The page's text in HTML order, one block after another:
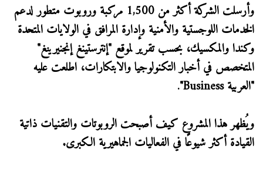
وأرسلت الشركة أكثر من 1,500 مركبة وروبوت متطور لدعم
الخدمات اللوجستية والأمنية وإدارة المرافق في الولايات المتحدة
وكندا والمكسيك، بحسب تقرير لموقع "إنترستينغ إنجنيرينغ"
المتخصص في أخبار التكنولوجيا والابتكارات، اطلعت عليه
"العربية Business".
ويُظهر هذا المشروع كيف أصبحت الروبوتات والتقنيات ذاتية
القيادة أكثر شيوعًا في الفعاليات الجماهيرية الكبرى.